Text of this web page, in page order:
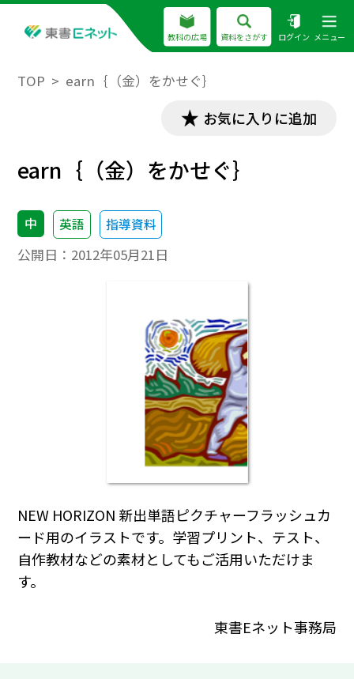
教科の広場 資料をさがす ログイン メニュー
TOP earn｛（金）をかせぐ｝
お気に入りに追加
earn｛（金）をかせぐ｝
中 英語 指導資料
公開日： 2012年05月21日
NEW HORIZON 新出単語ピクチャーフラッシュカ
ード用のイラストです。学習プリント、テスト、
自作教材などの素材としてもご活用いただけま
す。
東書Eネット事務局